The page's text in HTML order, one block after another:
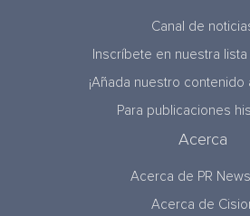
Canal de
Inscríbete en nuestra
¡Añada nuestro contenido
Para publicaciones
Acerca
Acerca de PR
Acerca de